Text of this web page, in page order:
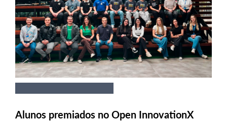
Alunos premiados no Open InnovationX